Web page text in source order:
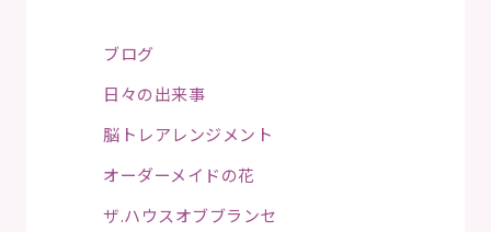
ブログ
日々の出来事
脳トレアレンジメント
オーダーメイドの花
ザ.ハウスオブブランセ